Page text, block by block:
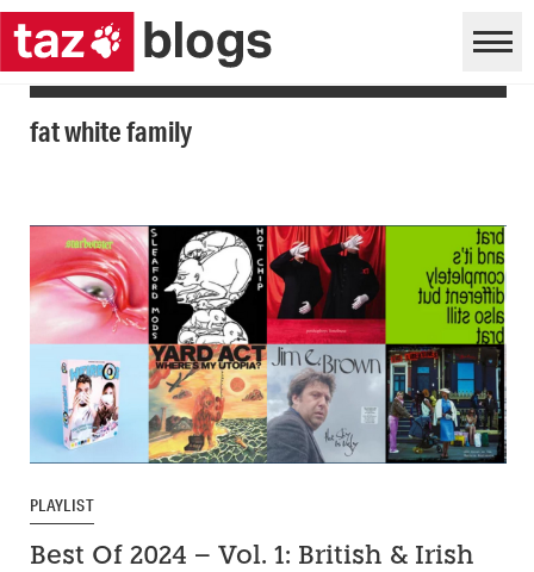
fat white family
PLAYLIST
Best Of 2024 – Vol. 1: British & Irish